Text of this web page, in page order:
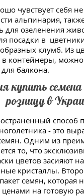
чувствует себя
альпинария,
для озеленения
посадки в
клумб. Из
контейнеры, можно
балкона.
купить
розницу в
способ
- это
Одним из
то, что
цветов засияют
кристаллы.
семян, которая
ценами на готовую